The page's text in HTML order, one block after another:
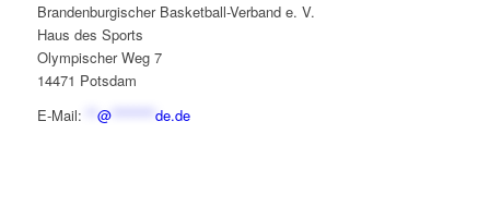
Brandenburgischer Basketball-Verband e. V.
Haus des Sports
Olympischer Weg 7
14471 Potsdam
E-Mail:
@******** de.de